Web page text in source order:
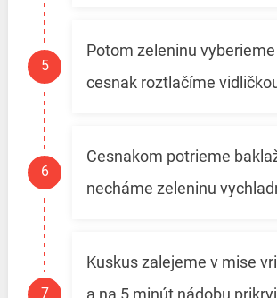
Potom zeleninu
cesnak roztlačíme
Cesnakom potrieme
necháme zeleninu
Kuskus zalejeme v mise
a na 5 minút nádobu